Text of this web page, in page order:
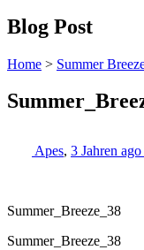
Blog Post
Home > Summer
Apes, 3 Jahren ago
Summer_Breeze_38
Summer_Breeze_38